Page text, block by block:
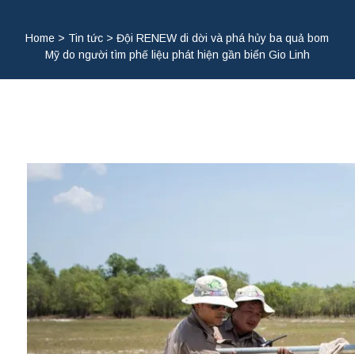
Home > Tin tức >Đội RENEW di dời và phá hủy ba quả bom
Mỹ do người tìm phế liệu phát hiện gần biển Gio Linh